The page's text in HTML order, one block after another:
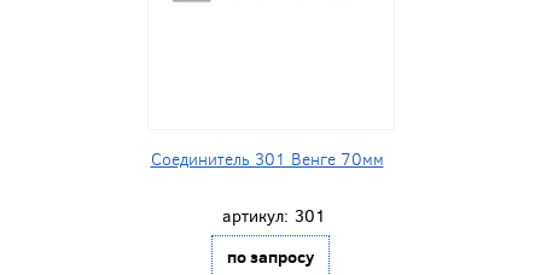
Соединитель 301 Венге 70мм
артикул: 301
по запросу